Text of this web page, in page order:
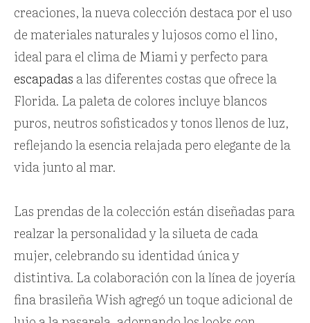
creaciones, la nueva colección destaca por el uso
de materiales naturales y lujosos como el lino,
ideal para el clima de Miami y perfecto para
escapadas a las diferentes costas que ofrece la
Florida. La paleta de colores incluye blancos
puros, neutros sofisticados y tonos llenos de luz,
reflejando la esencia relajada pero elegante de la
vida junto al mar.
Las prendas de la colección están diseñadas para
realzar la personalidad y la silueta de cada
mujer, celebrando su identidad única y
distintiva. La colaboración con la línea de joyería
fina brasileña Wish agregó un toque adicional de